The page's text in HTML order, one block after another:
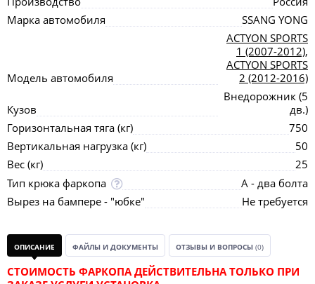
Марка автомобиля
SSANG YONG
Модель автомобиля
ACTYON SPORTS
1 (2007-2012),
ACTYON SPORTS
2 (2012-2016)
Кузов
Внедорожник (5
дв.)
Горизонтальная тяга (кг)
750
Вертикальная нагрузка (кг)
50
Вес (кг)
25
Тип крюка фаркопа
А - два болта
Вырез на бампере - "юбке"
Не требуется
ОПИСАНИЕ ФАЙЛЫ И ДОКУМЕНТЫ ОТЗЫВЫ И ВОПРОСЫ (0)
СТОИМОСТЬ ФАРКОПА ДЕЙСТВИТЕЛЬНА ТОЛЬКО ПРИ